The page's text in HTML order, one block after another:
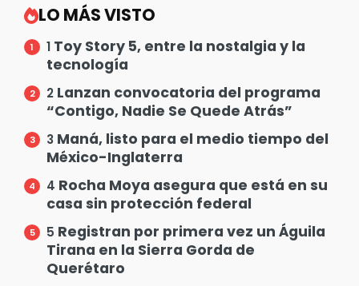
LO MÁS VISTO
1 Toy Story 5, entre la nostalgia y la
tecnología
2 Lanzan convocatoria del programa
“Contigo, Nadie Se Quede Atrás”
3 Maná, listo para el medio tiempo del
México-Inglaterra
4 Rocha Moya asegura que está en su
casa sin protección federal
5 Registran por primera vez un Águila
Tirana en la Sierra Gorda de
Querétaro